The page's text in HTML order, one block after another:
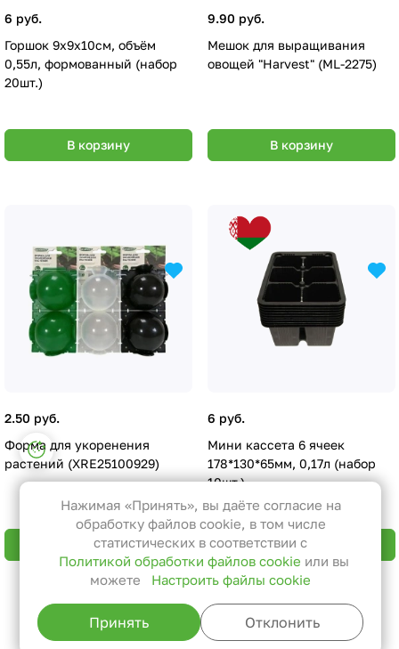
6 руб.
Горшок 9х9х10см, объём
0,55л, формованный (набор
20шт.)
В корзину
9.90 руб.
Мешок для выращивания
овощей "Harvest" (ML-2275)
В корзину
2.50 руб.
Форма для укоренения
растений (XRE25100929)
В корзину
6 руб.
Мини кассета 6 ячеек
178*130*65мм, 0,17л (набор
10шт.)
В корзину
Назад к списку
Настройки файлов cookie
Функциональные
Эти файлы необходимы для
функционирования сайта и не
могут быть отключены в наших
системах. Вы можете настроить
браузер так, чтобы он блокировал
их или уведомлял вас об их
использовании, но в таком случае
Нажимая «Принять», вы даёте согласие на
обработку файлов cookie, в том числе
статистических в соответствии с
Политикой обработки файлов cookie или вы
можете
Настроить файлы cookie
Принять Отклонить